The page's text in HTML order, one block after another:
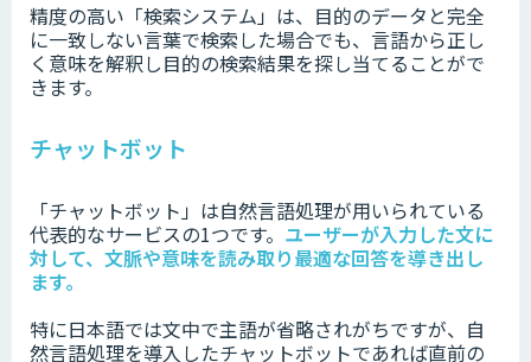
精度の高い「検索システム」は、目的のデータと完全
に一致しない言葉で検索した場合でも、言語から正し
く意味を解釈し目的の検索結果を探し当てることがで
きます。
チャットボット
「チャットボット」は自然言語処理が用いられている
代表的なサービスの1つです。 ユーザーが入力した文に
対して、文脈や意味を読み取り最適な回答を導き出し
ます。
特に日本語では文中で主語が省略されがちですが、自
然言語処理を導入したチャットボットであれば直前の